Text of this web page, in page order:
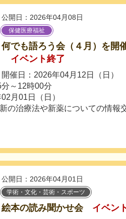
公開日：2026年04月08日
保健医療福祉
何でも語ろう会（４月）を開
イベント終了
開催日：2026年04月12日（日）
～12時00分
月01日（日）
の治療法や新薬についての情報
公開日：2026年04月01日
学術・文化・芸術・スポーツ
絵本の読み聞かせ会 イベン